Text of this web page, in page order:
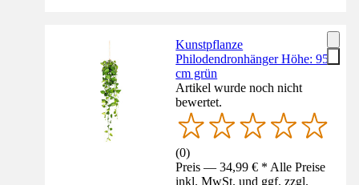
Kunstpflanze
Philodendronhänger Höhe: 95
cm grün
Artikel wurde noch nicht
bewertet.
(0)
Preis — 34,99 € * Alle Preise
inkl. MwSt. und ggf. zzgl.